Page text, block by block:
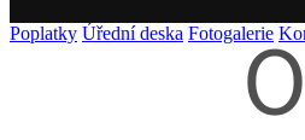
Poplatky Úřední deska Fotogalerie